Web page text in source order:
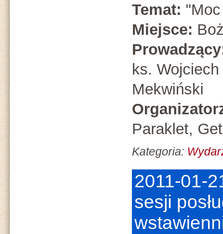
Temat:
Miejsce:
ks.
Mekwiński
Paraklet,
Kategoria:
2011-01-
sesji